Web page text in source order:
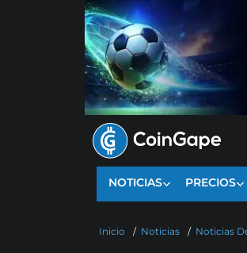
NOTICIAS PRECIOS
Inicio / Noticias / Noticias